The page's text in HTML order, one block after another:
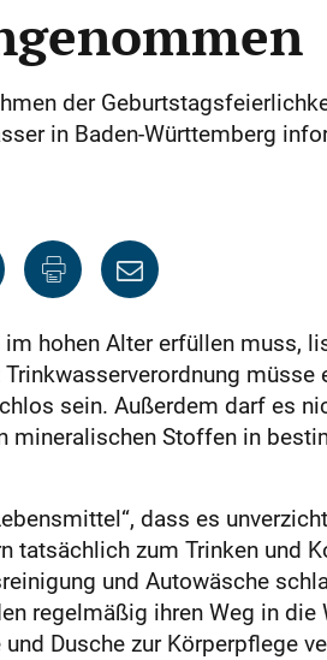
der
in Baden-Württemberg
hohen Alter erfüllen muss,
müsse
sein. Außerdem darf es
Stoffen in
dass es
zum Trinken und
und Autowäsche
regelmäßig ihren Weg in
Dusche zur Körperpflege